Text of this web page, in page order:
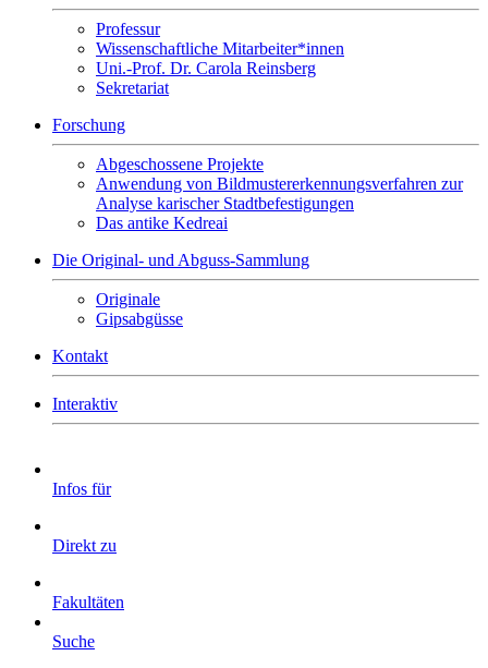
Professur
Wissenschaftliche Mitarbeiter*innen
Uni.-Prof. Dr. Carola Reinsberg
Sekretariat
Forschung
Abgeschossene Projekte
Anwendung von Bildmustererkennungsverfahren zur
Analyse karischer Stadtbefestigungen
Das antike Kedreai
Die Original- und Abguss-Sammlung
Originale
Gipsabgüsse
Kontakt
Interaktiv
Infos für
Direkt zu
Fakultäten
Suche